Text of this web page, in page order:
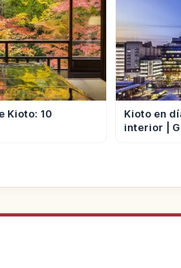
Kioto: 10
Kioto en
interior |